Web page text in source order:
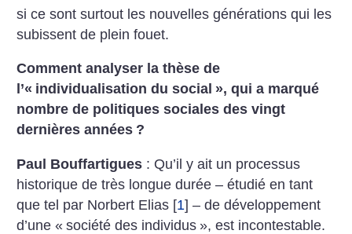
si ce sont surtout les nouvelles générations qui les
subissent de plein fouet.
Comment analyser la thèsede
l’« individualisation du social », qui a marqué
nombre de politiques sociales des vingt
dernières années ?
Paul Bouffartigues : Qu’il y ait un processus
historique de très longue durée – étudié en tant
que tel par Norbert Elias [1] – de développement
d’une « société des individus », est incontestable.